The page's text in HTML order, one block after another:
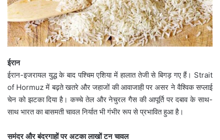
ईरान
ईरान-इजरायल युद्ध के बाद पश्चिम एशिया में हालात तेजी से बिगड़ गए हैं। Strait
of Hormuz में बढ़ते खतरे और जहाजों की आवाजाही पर असर ने वैश्विक सप्लाई
चेन को झटका दिया है। कच्चे तेल और नेचुरल गैस की आपूर्ति पर दबाव के साथ-
साथ भारत का बासमती चावल निर्यात भी गंभीर रूप से प्रभावित हुआ है।
समंदर और बंदरगाहों पर अटका लाखों टन चावल